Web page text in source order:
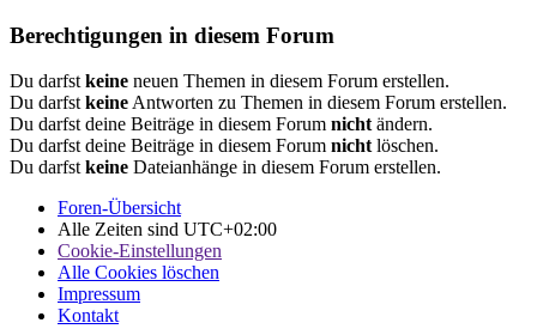
Berechtigungen in diesem Forum
Du darfst keine neuen Themen in diesem Forum erstellen.
Du darfst keine Antworten zu Themen in diesem Forum erstellen.
Du darfst deine Beiträge in diesem Forum nicht ändern.
Du darfst deine Beiträge in diesem Forum nicht löschen.
Du darfst keine Dateianhänge in diesem Forum erstellen.
Foren-Übersicht
Alle Zeiten sind UTC+02:00
Cookie-Einstellungen
Alle Cookies löschen
Impressum
Kontakt